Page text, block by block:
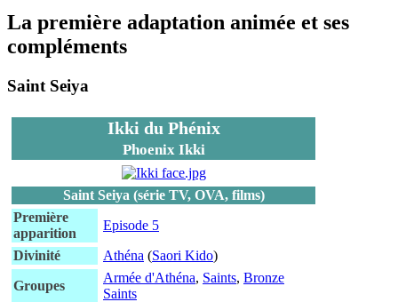
La première adaptation animée et ses
compléments
Saint Seiya
Ikki du Phénix
Phoenix Ikki
Saint Seiya (série TV, OVA, films)
Première
apparition
Episode 5
Divinité
Athéna (Saori Kido)
Groupes
Armée d'Athéna, Saints, Bronze
Saints